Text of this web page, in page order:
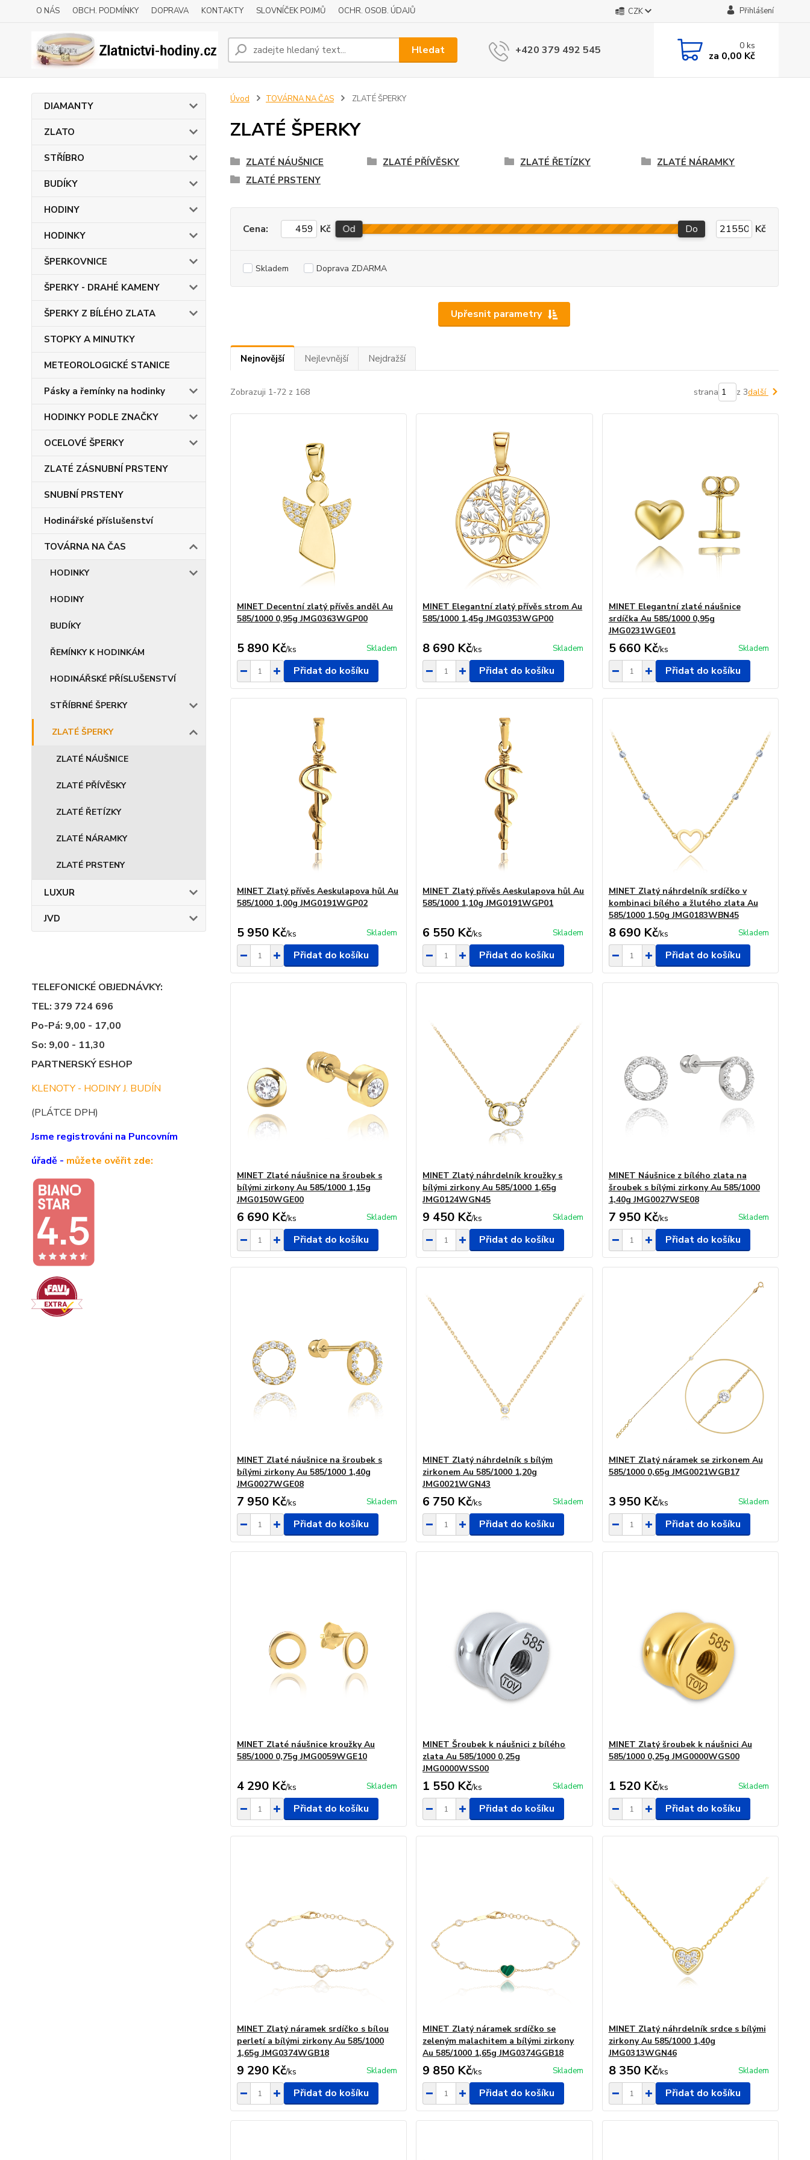
O NÁS OBCH. PODMÍNKY DOPRAVA KONTAKTY SLOVNÍČEK POJMŮ OCHR. OSOB. ÚDAJŮ CZK Přihlášení
Hledat +420 379 492 545 0ks
za 0,00 Kč
DIAMANTY
ZLATO
STŘÍBRO
BUDÍKY
HODINY
HODINKY
ŠPERKOVNICE
ŠPERKY - DRAHÉ KAMENY
ŠPERKY Z BÍLÉHO ZLATA
STOPKY A MINUTKY
METEOROLOGICKÉ STANICE
Pásky a řemínky na hodinky
HODINKY PODLE ZNAČKY
OCELOVÉ ŠPERKY
ZLATÉ ZÁSNUBNÍ PRSTENY
SNUBNÍ PRSTENY
Hodinářské příslušenství
TOVÁRNA NA ČAS
HODINKY
HODINY
BUDÍKY
ŘEMÍNKY K HODINKÁM
HODINÁŘSKÉ PŘÍSLUŠENSTVÍ
STŘÍBRNÉ ŠPERKY
ZLATÉ ŠPERKY
ZLATÉ NÁUŠNICE
ZLATÉ PŘÍVĚSKY
ZLATÉ ŘETÍZKY
ZLATÉ NÁRAMKY
ZLATÉ PRSTENY
LUXUR
JVD
TELEFONICKÉ OBJEDNÁVKY:
TEL: 379 724 696
Po-Pá: 9,00 - 17,00
So: 9,00 - 11,30
PARTNERSKÝ ESHOP
KLENOTY - HODINY J. BUDÍN
(PLÁTCE DPH)
Jsme registrováni na Puncovním
úřadě - můžete ověřit zde:
Úvod TOVÁRNA NA ČAS ZLATÉ ŠPERKY
ZLATÉ ŠPERKY
ZLATÉ NÁUŠNICE ZLATÉ PŘÍVĚSKY ZLATÉ ŘETÍZKY
ZLATÉ NÁRAMKY
ZLATÉ PRSTENY
Upřesnit parametry
Cena: Kč Od Do Kč
Skladem Doprava ZDARMA
Nejnovější Nejlevnější Nejdražší
Zobrazuji 1-72 z 168 strana z 3další
MINET Decentní zlatý přívěs anděl Au
585/1000 0,95g JMG0363WGP00
5 890 Kč/ks Skladem
Přidat do košíku
MINET Elegantní zlatý přívěs strom Au
585/1000 1,45g JMG0353WGP00
8 690 Kč/ks Skladem
Přidat do košíku
MINET Elegantní zlaté náušnice
srdíčka Au 585/1000 0,95g
JMG0231WGE01
5 660 Kč/ks Skladem
Přidat do košíku
MINET Zlatý přívěs Aeskulapova hůl Au
585/1000 1,00g JMG0191WGP02
5 950 Kč/ks Skladem
Přidat do košíku
MINET Zlatý přívěs Aeskulapova hůl Au
585/1000 1,10g JMG0191WGP01
6 550 Kč/ks Skladem
Přidat do košíku
MINET Zlatý náhrdelník srdíčko v
kombinaci bílého a žlutého zlata Au
585/1000 1,50g JMG0183WBN45
8 690 Kč/ks Skladem
Přidat do košíku
MINET Zlaté náušnice na šroubek s
bílými zirkony Au 585/1000 1,15g
JMG0150WGE00
6 690 Kč/ks Skladem
Přidat do košíku
MINET Zlatý náhrdelník kroužky s
bílými zirkony Au 585/1000 1,65g
JMG0124WGN45
9 450 Kč/ks Skladem
Přidat do košíku
MINET Náušnice z bílého zlata na
šroubek s bílými zirkony Au 585/1000
1,40g JMG0027WSE08
7 950 Kč/ks Skladem
Přidat do košíku
MINET Zlaté náušnice na šroubek s
bílými zirkony Au 585/1000 1,40g
JMG0027WGE08
7 950 Kč/ks Skladem
Přidat do košíku
MINET Zlatý náhrdelník s bílým
zirkonem Au 585/1000 1,20g
JMG0021WGN43
6 750 Kč/ks Skladem
Přidat do košíku
MINET Zlatý náramek se zirkonem Au
585/1000 0,65g JMG0021WGB17
3 950 Kč/ks Skladem
Přidat do košíku
MINET Zlaté náušnice kroužky Au
585/1000 0,75g JMG0059WGE10
4 290 Kč/ks Skladem
Přidat do košíku
MINET Šroubek k náušnici z bílého
zlata Au 585/1000 0,25g
JMG0000WSS00
1 550 Kč/ks Skladem
Přidat do košíku
MINET Zlatý šroubek k náušnici Au
585/1000 0,25g JMG0000WGS00
1 520 Kč/ks Skladem
Přidat do košíku
MINET Zlatý náramek srdíčko s bílou
perletí a bílými zirkony Au 585/1000
1,65g JMG0374WGB18
9 290 Kč/ks Skladem
Přidat do košíku
MINET Zlatý náramek srdíčko se
zeleným malachitem a bílými zirkony
Au 585/1000 1,65g JMG0374GGB18
9 850 Kč/ks Skladem
Přidat do košíku
MINET Zlatý náhrdelník srdce s bílými
zirkony Au 585/1000 1,40g
JMG0313WGN46
8 350 Kč/ks Skladem
Přidat do košíku